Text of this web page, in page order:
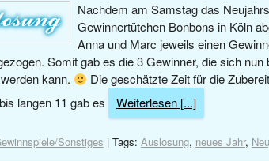
Nachdem am Samstag das
Gewinnertütchen Bonbons in Köln
Anna und Marc jeweils einen
Somit gab es die 3 Gewinner, die sich
kann.
Die geschätzte Zeit für die
langen 11 gab es
Weiterlesen [...]
Sonstiges | Tags: Auslosung, neues Jahr,